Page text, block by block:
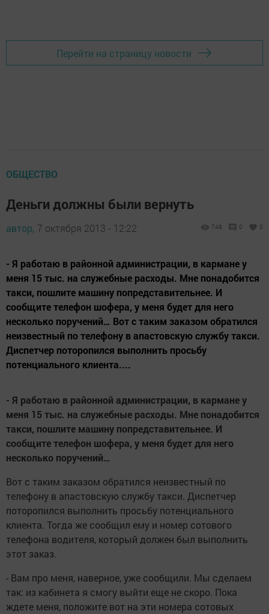
Перейти на страницу новости
ОБЩЕСТВО
Деньги должны были вернуть
автор, 7 октября 2013 - 12:22 748 0 0
- Я работаю в районной администрации, в кармане у
меня 15 тыс. на служебные расходы. Мне понадобится
такси, пошлите машину попредставительнее. И
сообщите телефон шофера, у меня будет для него
несколько поручений… Вот с таким заказом обратился
неизвестный по телефону в апастовскую службу такси.
Диспетчер поторопился выполнить просьбу
потенциального клиента....
- Я работаю в районной администрации, в кармане у
меня 15 тыс. на служебные расходы. Мне понадобится
такси, пошлите машину попредставительнее. И
сообщите телефон шофера, у меня будет для него
несколько поручений…
Вот с таким заказом обратился неизвестный по
телефону в апастовскую службу такси. Диспетчер
поторопился выполнить просьбу потенциального
клиента. Тогда же сообщил ему и номер сотового
телефона водителя, который должен был выполнить
этот заказ.
- Вам про меня, наверное, уже сообщили. Мы сделаем
так: из кабинета я смогу выйти еще не скоро. Пока
ждете меня, положите вот на эти номера сотовых